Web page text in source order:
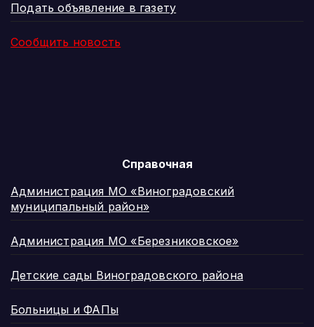
Подать объявление в газету
Сообщить новость
Справочная
Администрация МО «Виноградовский
муниципальный район»
Администрация МО «Березниковское»
Детские сады Виноградовского района
Больницы и ФАПы